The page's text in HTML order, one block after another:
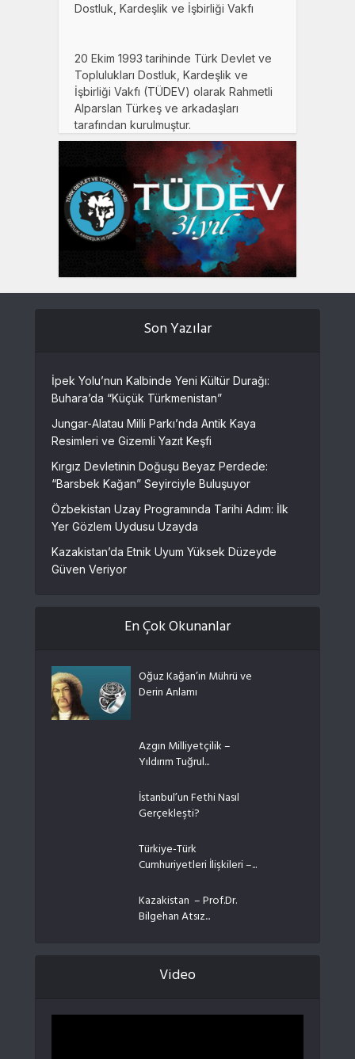
Dostluk, Kardeşlik ve İşbirliği Vakfı
20 Ekim 1993 tarihinde Türk Devlet ve
Toplulukları Dostluk, Kardeşlik ve
İşbirliği Vakfı (TÜDEV) olarak Rahmetli
Alparslan Türkeş ve arkadaşları
tarafından kurulmuştur.
Son Yazılar
İpek Yolu’nun Kalbinde Yeni Kültür Durağı:
Buhara’da “Küçük Türkmenistan”
Jungar-Alatau Milli Parkı’nda Antik Kaya
Resimleri ve Gizemli Yazıt Keşfi
Kırgız Devletinin Doğuşu Beyaz Perdede:
“Barsbek Kağan” Seyirciyle Buluşuyor
Özbekistan Uzay Programında Tarihi Adım: İlk
Yer Gözlem Uydusu Uzayda
Kazakistan’da Etnik Uyum Yüksek Düzeyde
Güven Veriyor
En Çok Okunanlar
Oğuz Kağan’ın Mührü ve
Derin Anlamı
Azgın Milliyetçilik –
Yıldırım Tuğrul...
İstanbul’un Fethi Nasıl
Gerçekleşti?
Türkiye-Türk
Cumhuriyetleri İlişkileri –...
Kazakistan – Prof.Dr.
Bilgehan Atsız...
Video